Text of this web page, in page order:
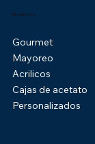
Productos
Gourmet
Mayoreo
Acrilicos
Cajas de acetato
Personalizados